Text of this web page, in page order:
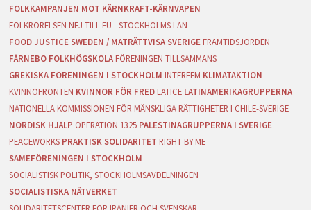
FOLKKAMPANJEN MOT KÄRNKRAFT-KÄRNVAPEN
FOLKRÖRELSEN NEJ TILL EU - STOCKHOLMS LÄN
FOOD JUSTICE SWEDEN / MATRÄTTVISA SVERIGE FRAMTIDSJORDEN
FÄRNEBO FOLKHÖGSKOLA FÖRENINGEN TILLSAMMANS
GREKISKA FÖRENINGEN I STOCKHOLM INTERFEM KLIMATAKTION
KVINNOFRONTEN KVINNOR FÖR FRED LATICE LATINAMERIKAGRUPPERNA
NATIONELLA KOMMISSIONEN FÖR MÄNSKLIGA RÄTTIGHETER I CHILE-SVERIGE
NORDISK HJÄLP OPERATION 1325 PALESTINAGRUPPERNA I SVERIGE
PEACEWORKS PRAKTISK SOLIDARITET RIGHT BY ME
SAMEFÖRENINGEN I STOCKHOLM
SOCIALISTISK POLITIK, STOCKHOLMSAVDELNINGEN
SOCIALISTISKA NÄTVERKET